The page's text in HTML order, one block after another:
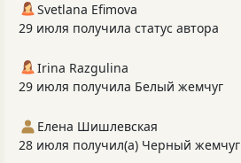
Svetlana Efimova
29 июля получила статус автора
Irina Razgulina
29 июля получила Белый жемчуг
Елена Шишлевская
28 июля получил(а) Черный жемчуг